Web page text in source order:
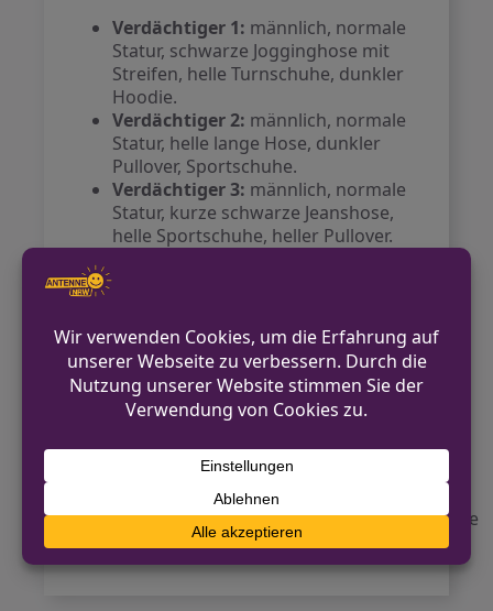
Verdächtiger 1: männlich, normale
Statur, schwarze Jogginghose mit
Streifen, helle Turnschuhe, dunkler
Hoodie.
Verdächtiger 2: männlich, normale
Statur, helle lange Hose, dunkler
Pullover, Sportschuhe.
Verdächtiger 3: männlich, normale
Statur, kurze schwarze Jeanshose,
helle Sportschuhe, heller Pullover.
Die Polizei bittet Zeugen, die Hinweise
geben können, sich mit der
setzen.
Kontakt für Hinweise /
Pressestelle
Polizei Hochsauerlandkreis
pressestelle.hochsauerlandkreis@polizei.nrw.de
https://hsk.polizei.nrw/